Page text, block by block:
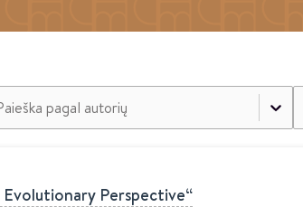
pagal autorių
Perspective“